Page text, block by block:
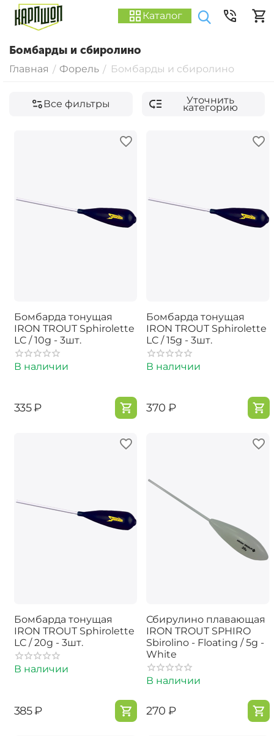
Каталог
Бомбарды и сбиролино
Главная / Форель / Бомбарды и сбиролино
Все фильтры Уточнить
категорию
Бомбарда тонущая
IRON TROUT Sphirolette
LC / 10g - 3шт.
В наличии
‍335‍₽
Бомбарда тонущая
IRON TROUT Sphirolette
LC / 15g - 3шт.
В наличии
‍370‍ ₽
Бомбарда тонущая
IRON TROUT Sphirolette
LC / 20g - 3шт.
В наличии
‍385‍₽
Сбирулино плавающая
IRON TROUT SPHIRO
Sbirolino - Floating / 5g -
White
В наличии
‍270‍ ₽